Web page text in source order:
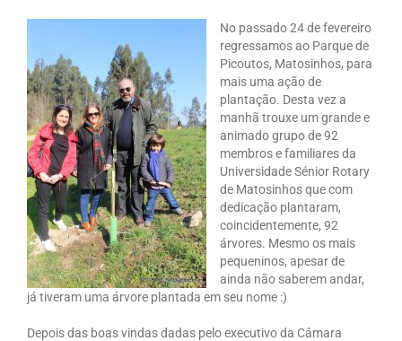
No passado 24 de fevereiro
regressamos ao Parque de
Picoutos, Matosinhos, para
mais uma ação de
plantação. Desta vez a
manhã trouxe um grande e
animado grupo de 92
membros e familiares da
Universidade Sénior Rotary
de Matosinhos que com
dedicação plantaram,
coincidentemente, 92
árvores. Mesmo os mais
pequeninos, apesar de
ainda não saberem andar,
já tiveram uma árvore plantada em seu nome :)
Depois das boas vindas dadas pelo executivo da Câmara